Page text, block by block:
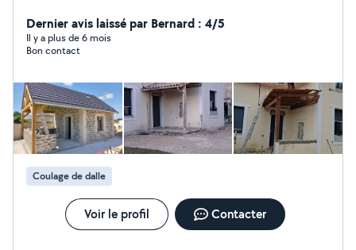
Dernier avis laissé par Bernard : 4/5
Il y a plus de 6 mois
Bon contact
Coulage de dalle
Voir le profil Contacter